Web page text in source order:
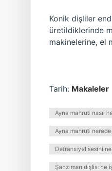
Konik dişliler
üretildiklerinde
makinelerine, el
Tarih: Makaleler
Ayna mahruti nasıl
Ayna mahruti nerede
Defransiyel sesini
Şanzıman dişlisi ne